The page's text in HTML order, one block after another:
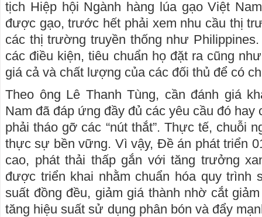
tịch Hiệp hội Ngành hàng lúa gạo Việt
được gạo, trước hết phải xem nhu cầu thị
các thị trường truyền thống như
các điều kiện, tiêu chuẩn họ đặt ra cũng
giá cả và chất lượng của các đối thủ để có
Theo ông Lê Thanh Tùng, cần đánh giá
Nam đã đáp ứng đầy đủ các yêu cầu đó hay
phải tháo gỡ các “nút thắt”. Thực tế, chuỗi
thực sự bền vững. Vì vậy, Đề án phát triển
cao, phát thải thấp gắn với tăng trưởng
được triển khai nhằm chuẩn hóa quy trình
suất đồng đều, giảm giá thành nhờ cắt
tăng hiệu suất sử dụng phân bón và đẩy